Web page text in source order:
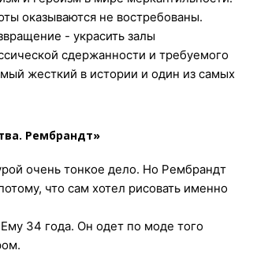
оказываются не востребованы.
- украсить залы
сдержанности и требуемого
жесткий в истории и один из самых
Рембрандт»
очень тонкое дело. Но Рембрандт
что сам хотел рисовать именно
34 года. Он одет по моде того